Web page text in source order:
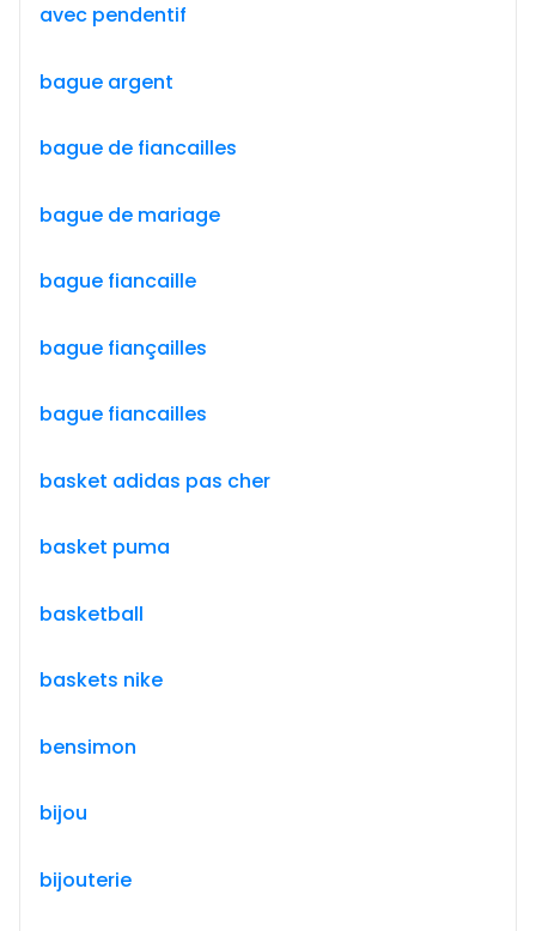
avec pendentif
bague argent
bague de fiancailles
bague de mariage
bague fiancaille
bague fiançailles
bague fiancailles
basket adidas pas cher
basket puma
basketball
baskets nike
bensimon
bijou
bijouterie